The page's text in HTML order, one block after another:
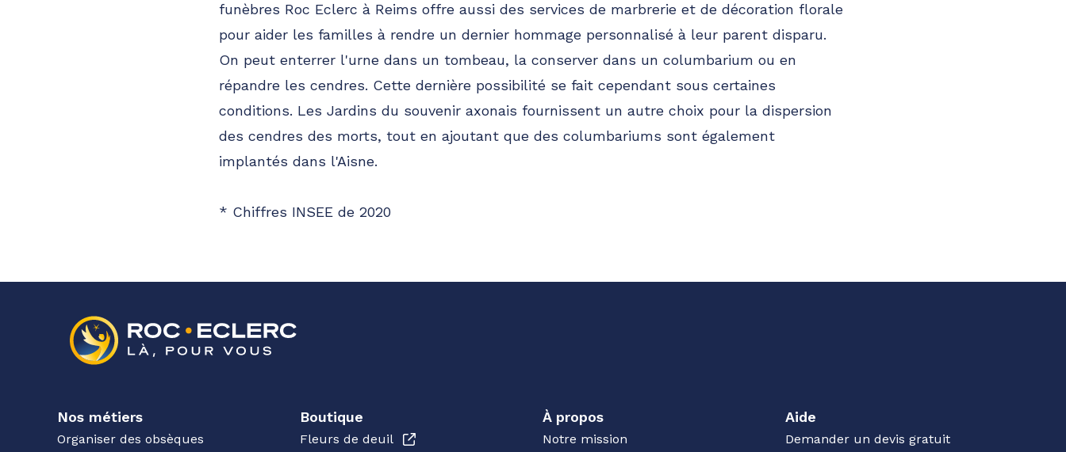
funèbres Roc Eclerc à Reims offre aussi des services de marbrerie et de décoration florale
pour aider les familles à rendre un dernier hommage personnalisé à leur parent disparu.
On peut enterrer l'urne dans un tombeau, la conserver dans un columbarium ou en
répandre les cendres. Cette dernière possibilité se fait cependant sous certaines
conditions. Les Jardins du souvenir axonais fournissent un autre choix pour la dispersion
des cendres des morts, tout en ajoutant que des columbariums sont également
implantés dans l'Aisne.
* Chiffres INSEE de 2020
Nos métiers
Organiser des obsèques
Boutique
Fleurs de deuil
À propos
Notre mission
Aide
Demander un devis gratuit